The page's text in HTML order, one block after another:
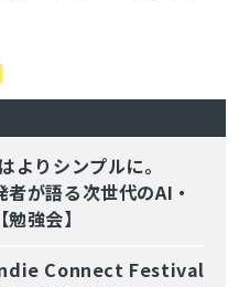
よりシンプルに。
が語る次世代のAI・
強会】
Indie Connect Festival